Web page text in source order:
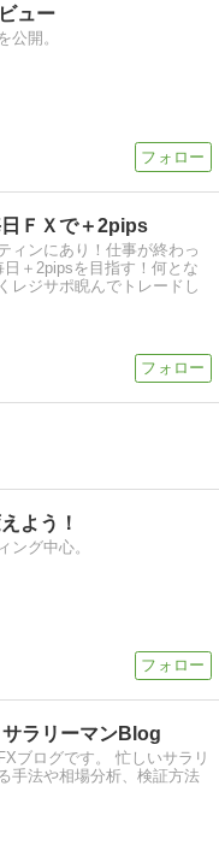
ュー
公開。
ＦＸで＋2pips
ィンにあり！仕事が終わっ
＋2pipsを目指す！何とな
レジサポ睨んでトレードし
よう！
ング中心。
ラリーマンBlog
ブログです。 忙しいサラリ
手法や相場分析、検証方法